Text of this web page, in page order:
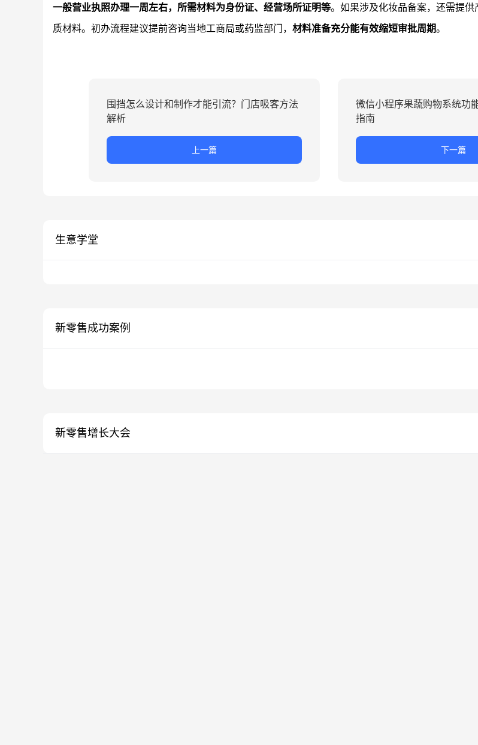
一般营业执照办理一周左右，所需材料为身份证、经营场所证明等。如果涉及化妆品备案，还需提
质材料。初办流程建议提前咨询当地工商局或药监部门， 材料准备充分能有效缩短审批周期。
围挡怎么设计和制作才能引流？门店吸客方法
解析
上一篇
微信小程序果蔬购物系统功
指南
下一篇
生意学堂
新零售成功案例
新零售增长大会